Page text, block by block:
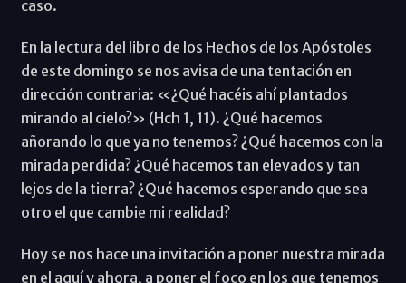
caso.
En la lectura del libro de los Hechos de los Apóstoles
de este domingo se nos avisa de una tentación en
dirección contraria: «¿Qué hacéis ahí plantados
mirando al cielo?» (Hch 1, 11). ¿Qué hacemos
añorando lo que ya no tenemos? ¿Qué hacemos con la
mirada perdida? ¿Qué hacemos tan elevados y tan
lejos de la tierra? ¿Qué hacemos esperando que sea
otro el que cambie mi realidad?
Hoy se nos hace una invitación a poner nuestra mirada
en el aquí y ahora, a poner el foco en los que tenemos